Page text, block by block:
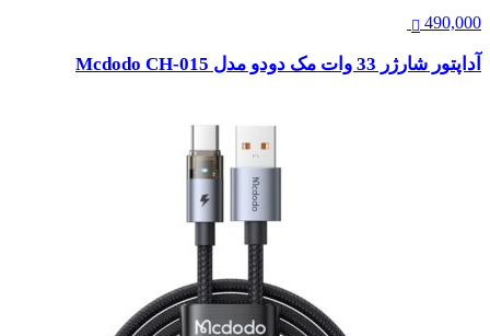
490,000
آداپتور شارژر 33 وات مک دودو مدل Mcdodo CH-015